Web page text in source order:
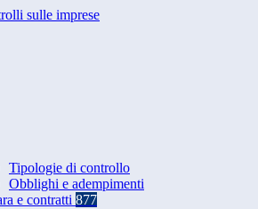
sulle imprese
Tipologie di controllo
Obblighi e adempimenti
e contratti 877